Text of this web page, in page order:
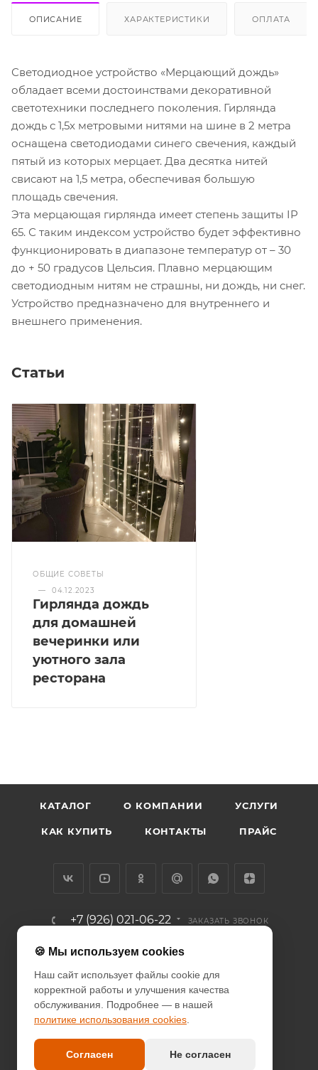
ОПИСАНИЕ ХАРАКТЕРИСТИКИ ОПЛАТА
Светодиодное устройство «Мерцающий дождь»
обладает всеми достоинствами декоративной
светотехники последнего поколения. Гирлянда
дождь с 1,5х метровыми нитями на шине в 2 метра
оснащена светодиодами синего свечения, каждый
пятый из которых мерцает. Два десятка нитей
свисают на 1,5 метра, обеспечивая большую
площадь свечения.
Эта мерцающая гирлянда имеет степень защиты IP
65. С таким индексом устройство будет эффективно
функционировать в диапазоне температур от – 30
до + 50 градусов Цельсия. Плавно мерцающим
светодиодным нитям не страшны, ни дождь, ни снег.
Устройство предназначено для внутреннего и
внешнего применения.
Статьи
ОБЩИЕ СОВЕТЫ
—
04.12.2023
Гирлянда дождь
для домашней
вечеринки или
уютного зала
ресторана
КАТАЛОГ О КОМПАНИИ УСЛУГИ
КАК КУПИТЬ КОНТАКТЫ ПРАЙС
+7 (926) 021-06-22 ЗАКАЗАТЬ ЗВОНОК
info@diodcity.ru
г. Москва, Союзный проспект, д.
14/9, метро Новогиреево
ПОЛИТИКА КОНФИДЕНЦИАЛЬНОСТИ
ПОЛИТИКА COOKIES
ДОГОВОР-ОФЕРТА
🍪 Мы используем cookies
Наш сайт использует файлы cookie для
корректной работы и улучшения качества
обслуживания. Подробнее — в нашей
политике использования cookies
Согласен Не согласен